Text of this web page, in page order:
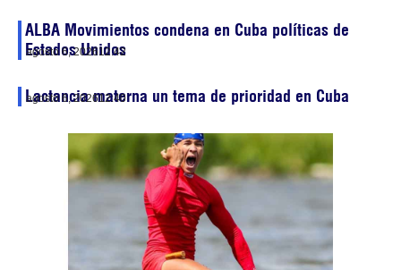
ALBA Movimientos condena en Cuba políticas de
Estados Unidos
agosto 6, 202612:42
Lactancia materna un tema de prioridad en Cuba
agosto 6, 202612:40